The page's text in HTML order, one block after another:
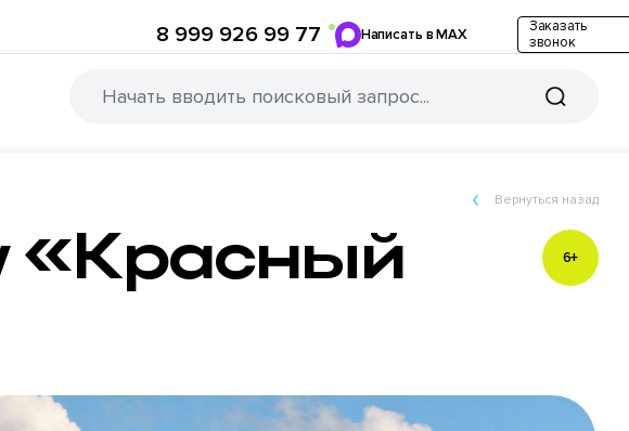
8 999 926 99 77 Написать в MAX
Заказать
звонок
Вернуться назад
«Красный
6+